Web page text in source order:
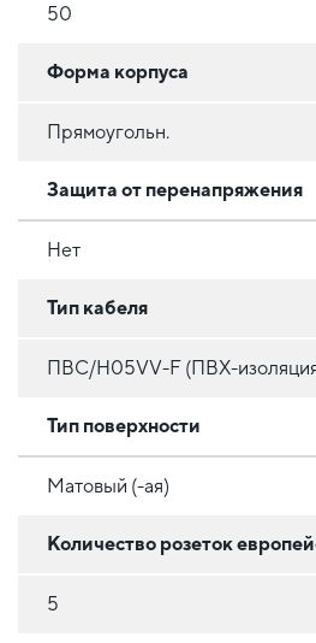
50
Форма корпуса
Прямоугольн.
Защита от перенапряжения
Нет
Тип кабеля
ПВС/H05VV-F (ПВХ-
Тип поверхности
Матовый (-ая)
Количество розеток
5